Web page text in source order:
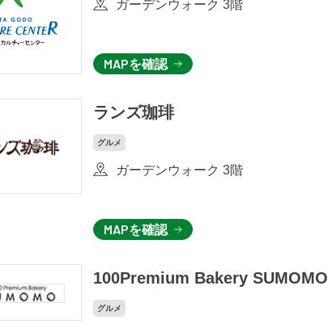
ガーデンウォーク 3階
MAPを確認
ランズ珈琲
グルメ
ガーデンウォーク 3階
MAPを確認
100Premium Bakery SUMOMO
グルメ